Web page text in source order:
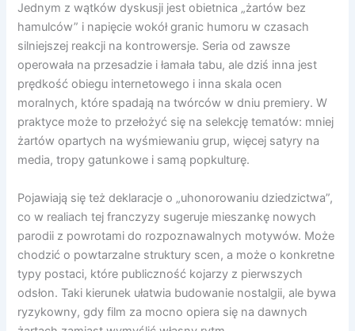
Jednym z wątków dyskusji jest obietnica „żartów bez
hamulców” i napięcie wokół granic humoru w czasach
silniejszej reakcji na kontrowersje. Seria od zawsze
operowała na przesadzie i łamała tabu, ale dziś inna jest
prędkość obiegu internetowego i inna skala ocen
moralnych, które spadają na twórców w dniu premiery. W
praktyce może to przełożyć się na selekcję tematów: mniej
żartów opartych na wyśmiewaniu grup, więcej satyry na
media, tropy gatunkowe i samą popkulturę.
Pojawiają się też deklaracje o „uhonorowaniu dziedzictwa”,
co w realiach tej franczyzy sugeruje mieszankę nowych
parodii z powrotami do rozpoznawalnych motywów. Może
chodzić o powtarzalne struktury scen, a może o konkretne
typy postaci, które publiczność kojarzy z pierwszych
odsłon. Taki kierunek ułatwia budowanie nostalgii, ale bywa
ryzykowny, gdy film za mocno opiera się na dawnych